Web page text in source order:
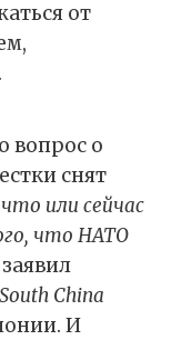
от
вопрос о
снят
или сейчас
что НАТО
South China
И